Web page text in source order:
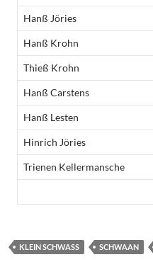
Hanß Jöries
Hanß Krohn
Thieß Krohn
Hanß Carstens
Hanß Lesten
Hinrich Jöries
Trienen Kellermansche
KLEIN SCHWASS SCHWAAN